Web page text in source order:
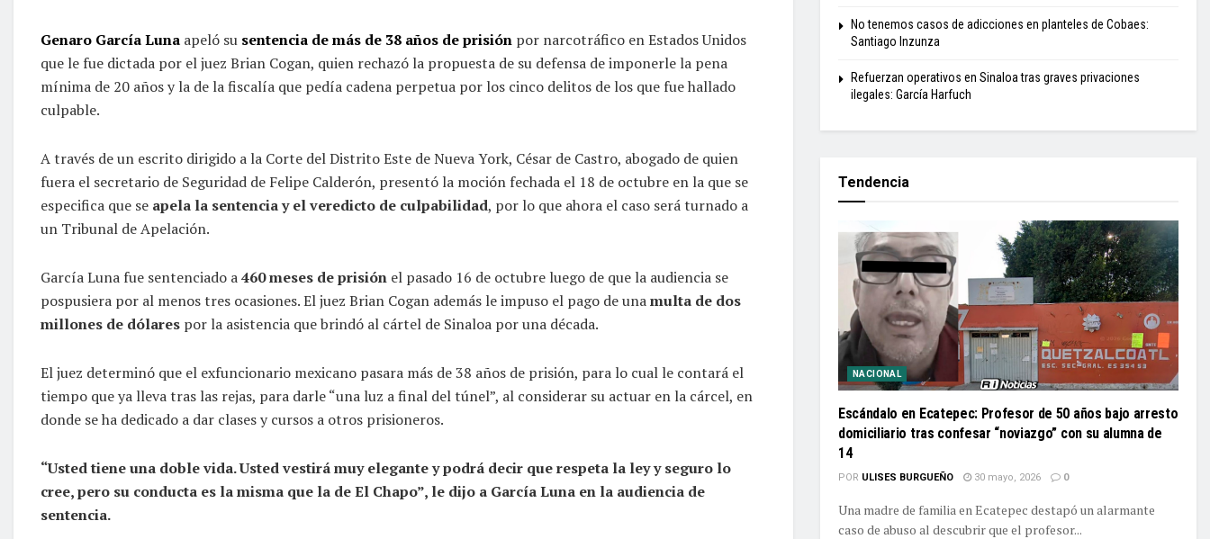
Genaro García Luna apeló su sentencia de más de 38 años de prisión por narcotráfico en Estados Unidos
que le fue dictada por el juez Brian Cogan, quien rechazó la propuesta de su defensa de imponerle la pena
mínima de 20 años y la de la fiscalía que pedía cadena perpetua por los cinco delitos de los que fue hallado
culpable.
A través de un escrito dirigido a la Corte del Distrito Este de Nueva York, César de Castro, abogado de quien
fuera el secretario de Seguridad de Felipe Calderón, presentó la moción fechada el 18 de octubre en la que se
especifica que se apela la sentencia y el veredicto de culpabilidad, por lo que ahora el caso será turnado a
un Tribunal de Apelación.
García Luna fue sentenciado a460 meses de prisión el pasado 16 de octubre luego de que la audiencia se
pospusiera por al menos tres ocasiones. El juez Brian Cogan además le impuso el pago de unamulta de dos
millones de dólares por la asistencia que brindó al cártel de Sinaloa por una década.
El juez determinó que el exfuncionario mexicano pasara más de 38 años de prisión, para lo cual le contará el
tiempo que ya lleva tras las rejas, para darle “una luz a final del túnel”, al considerar su actuar en la cárcel, en
donde se ha dedicado a dar clases y cursos a otros prisioneros.
“Usted tiene una doble vida. Usted vestirá muy elegante y podrá decir que respeta la ley y seguro lo
cree, pero su conducta es la misma que la de El Chapo”, le dijo a García Luna en la audiencia de
sentencia.
No tenemos casos de adicciones en planteles de Cobaes:
Santiago Inzunza
Refuerzan operativos en Sinaloa tras graves privaciones
ilegales: García Harfuch
Tendencia
NACIONAL
Escándalo en Ecatepec: Profesor de 50 años bajo arresto
domiciliario tras confesar “noviazgo” con su alumna de
14
POR ULISES BURGUEÑO 30 mayo, 2026 0
Una madre de familia en Ecatepec destapó un alarmante
caso de abuso al descubrir que el profesor...